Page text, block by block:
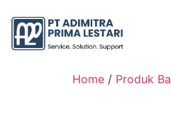
Home / Produk